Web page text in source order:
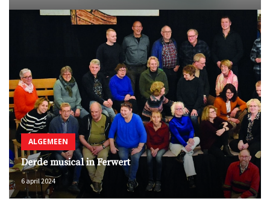
ALGEMEEN
Derde musical in Ferwert
6 april 2024